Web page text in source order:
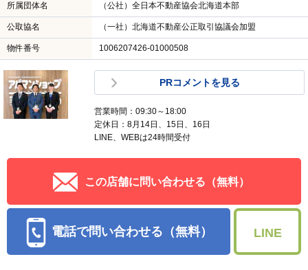
所属団体名 （公社）全日本不動産協会北海道本部
公取協名 （一社）北海道不動産公正取引協議会加盟
物件番号 1006207426-01000508
PRコメントを見る
営業時間：09:30～18:00
定休日：8月14日、15日、16日
LINE、WEBは24時間受付
この店舗に問い合わせる（無料）
電話で問い合わせる（無料） LINE